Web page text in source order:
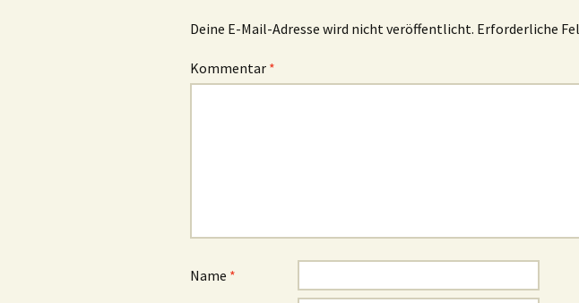
Deine E-Mail-Adresse wird nicht veröffentlicht. Erforderliche
Kommentar *
Name *